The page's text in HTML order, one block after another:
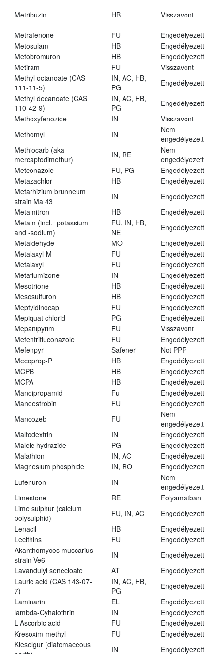
Metribuzin HB Visszavont
Metrafenone FU
Engedélyezett
Metosulam
HB
Engedélyezett
Metobromuron
HB
Engedélyezett
Metiram
FU
Visszavont
Methyl octanoate (CAS
111-11-5)
IN, AC, HB,
PG
Engedélyezett
Methyl decanoate (CAS
110-42-9)
IN, AC, HB,
PG
Engedélyezett
Methoxyfenozide
IN
Visszavont
Methomyl
IN
Nem
engedélyezett
Methiocarb (aka
mercaptodimethur)
IN, RE
Nem
engedélyezett
Metconazole
FU, PG
Engedélyezett
Metazachlor
HB
Engedélyezett
Metarhizium brunneum
strain Ma 43
IN
Engedélyezett
Metamitron
HB
Engedélyezett
Metam (incl. -potassium
and -sodium)
FU, IN, HB,
NE
Engedélyezett
Metaldehyde
MO
Engedélyezett
Metalaxyl-M
FU
Engedélyezett
Metalaxyl
FU
Engedélyezett
Metaflumizone
IN
Engedélyezett
Mesotrione
HB
Engedélyezett
Mesosulfuron
HB
Engedélyezett
Meptyldinocap
FU
Engedélyezett
Mepiquat chlorid
PG
Engedélyezett
Mepanipyrim
FU
Visszavont
Mefentrifluconazole
FU
Engedélyezett
Mefenpyr
Safener
Not PPP
Mecoprop-P
HB
Engedélyezett
MCPB
HB
Engedélyezett
MCPA
HB
Engedélyezett
Mandipropamid
Fu
Engedélyezett
Mandestrobin
FU
Engedélyezett
Mancozeb
FU
Nem
engedélyezett
Maltodextrin
IN
Engedélyezett
Maleic hydrazide
PG
Engedélyezett
Malathion
IN, AC
Engedélyezett
Magnesium phosphide
IN, RO
Engedélyezett
Lufenuron
IN
Nem
engedélyezett
Limestone
RE
Folyamatban
Lime sulphur (calcium
polysulphid)
FU, IN, AC
Engedélyezett
Lenacil
HB
Engedélyezett
Lecithins
FU
Engedélyezett
Akanthomyces muscarius
strain Ve6
IN
Engedélyezett
Lavandulyl senecioate
AT
Engedélyezett
Lauric acid (CAS 143-07-
7)
IN, AC, HB,
PG
Engedélyezett
Laminarin
EL
Engedélyezett
lambda-Cyhalothrin
IN
Engedélyezett
L-Ascorbic acid
FU
Engedélyezett
Kresoxim-methyl
FU
Engedélyezett
Kieselgur (diatomaceous
IN Engedélyezett